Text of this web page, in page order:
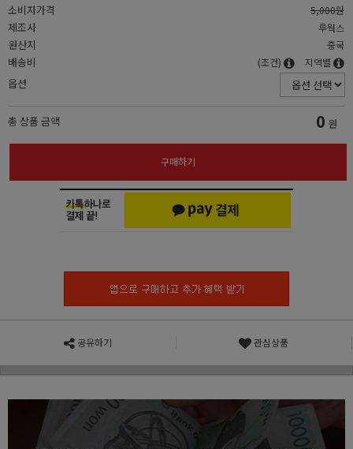
소비자가격
5,000원
제조사 루웍스
원산지 중국
배송비 (조건) 지역별
옵션
총 상품 금액 0 원
구매하기
공유하기 관심상품